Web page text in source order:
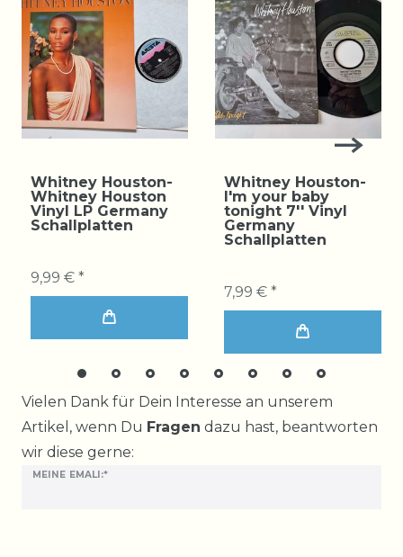
Whitney Houston-
Whitney Houston
Vinyl LP Germany
Schallplatten
9,99 € *
Whitney Houston-
I'm your baby
tonight 7'' Vinyl
Germany
Schallplatten
7,99 € *
Vielen Dank für Dein Interesse an unserem
Artikel, wenn Du Fragen dazu hast, beantworten
wir diese gerne:
MEINE EMALI:*
Ceres::Template.mailFormHoneypotLabel